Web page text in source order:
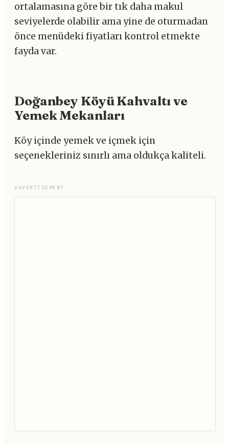
ortalamasına göre bir tık daha makul
seviyelerde olabilir ama yine de oturmadan
önce menüdeki fiyatları kontrol etmekte
fayda var.
Doğanbey Köyü Kahvaltı ve
Yemek Mekanları
Köy içinde yemek ve içmek için
seçenekleriniz sınırlı ama oldukça kaliteli.
ADVERTISEMENT